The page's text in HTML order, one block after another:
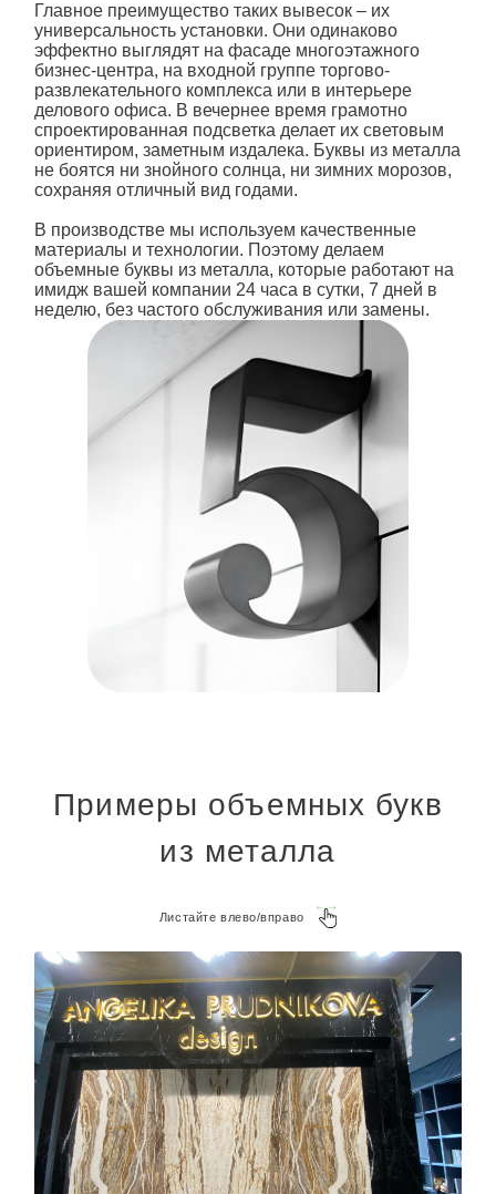
Главное преимущество таких вывесок – их
универсальность установки. Они одинаково
эффектно выглядят на фасаде многоэтажного
бизнес-центра, на входной группе торгово-
развлекательного комплекса или в интерьере
делового офиса. В вечернее время грамотно
спроектированная подсветка делает их световым
ориентиром, заметным издалека. Буквы из металла
не боятся ни знойного солнца, ни зимних морозов,
сохраняя отличный вид годами.
В производстве мы используем качественные
материалы и технологии. Поэтому делаем
объемные буквы из металла, которые работают на
имидж вашей компании 24 часа в сутки, 7 дней в
неделю, без частого обслуживания или замены.
Примеры объемных букв
из металла
Листайте влево/вправо